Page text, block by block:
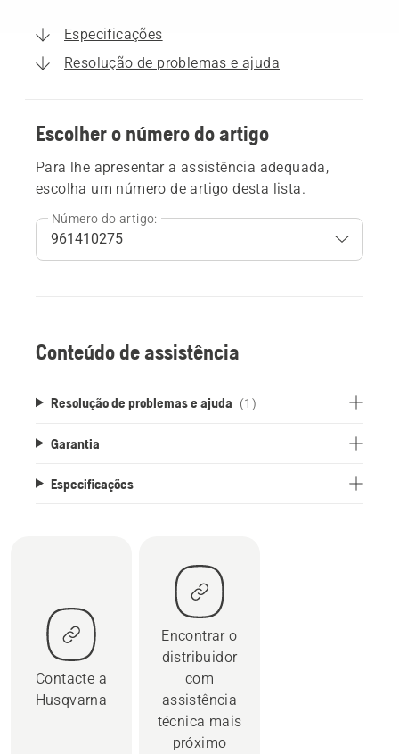
Especificações
Resolução de problemas e ajuda
Escolher o número do artigo
Para lhe apresentar a assistência adequada,
escolha um número de artigo desta lista.
Número do artigo:
Conteúdo de assistência
Resolução de problemas e ajuda (1)
Garantia
Especificações
Contacte a
Husqvarna
Encontrar o
distribuidor
com
assistência
técnica mais
próximo